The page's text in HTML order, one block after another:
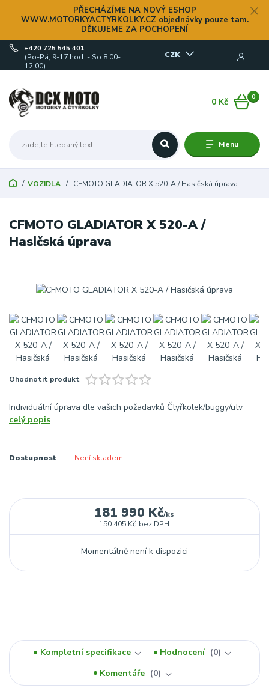
PŘECHÁZÍME NA NOVÝ ESHOP
WWW.MOTORKYACTYRKOLKY.CZ objednávky pouze tam.
DĚKUJEME ZA POCHOPENÍ
Menu
CZK
+420 725 545 401
(Po-Pá, 9-17 hod. - So 8:00-
12:00)
0
0 Kč
VOZIDLA CFMOTO GLADIATOR X 520-A / Hasičská úprava
CFMOTO GLADIATOR X 520-A /
Hasičská úprava
Ohodnotit produkt
Individuální úprava dle vašich požadavků Čtyřkolek/buggy/utv
celý popis
Dostupnost Není skladem
181 990 Kč/ks
150 405 Kč bez DPH
Momentálně není k dispozici
Kompletní specifikace Hodnocení
0
Komentáře
0